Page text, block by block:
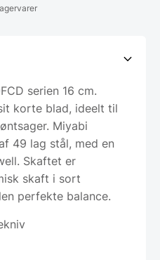
serien 16 cm.
korte blad, ideelt til
Miyabi
49 lag stål, med en
Skaftet er
skaft i sort
perfekte balance.